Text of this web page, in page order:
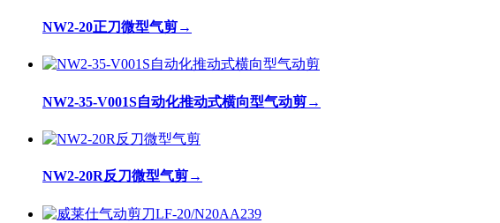
NW2-20正刀微型气剪→
NW2-35-V001S自动化推动式横向型气动剪→
NW2-20R反刀微型气剪→